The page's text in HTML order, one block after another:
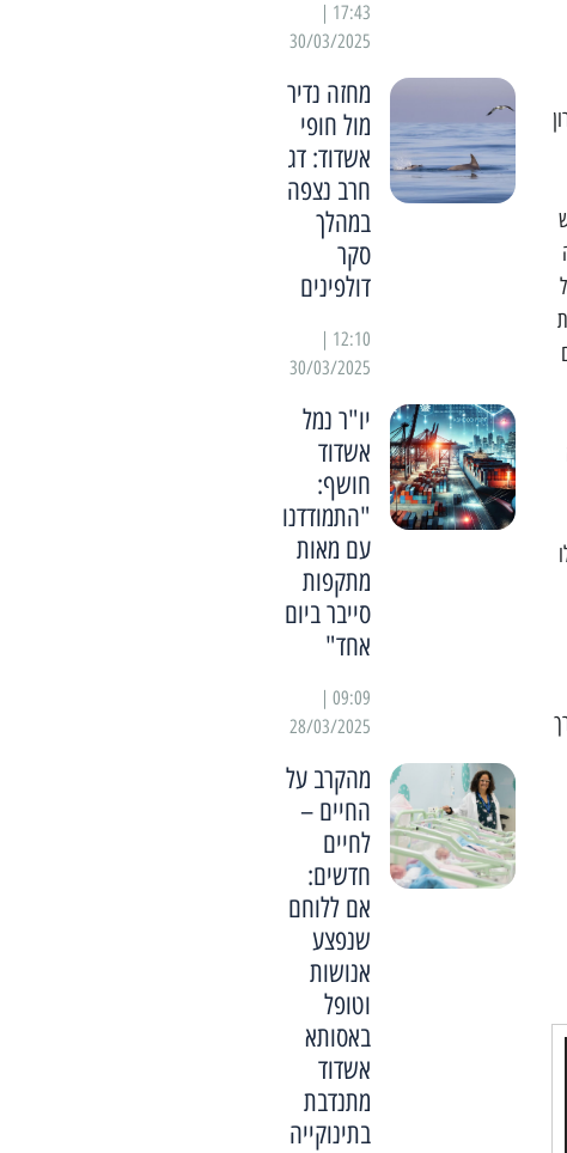
30/03/2025
מחזה נדיר
מול חופי
אשדוד: דג
חרב נצפה
במהלך
סקר
דולפינים
30/03/2025
יו"ר נמל
אשדוד
חושף:
"התמודדנו
עם מאות
מתקפות
סייבר ביום
אחד"
28/03/2025
מהקרב על
החיים –
לחיים
חדשים:
אם ללוחם
שנפצע
אנושות
וטופל
באסותא
אשדוד
מתנדבת
בתינוקייה